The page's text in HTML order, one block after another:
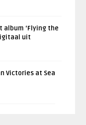
album ‘Flying the
uit
Victories at Sea